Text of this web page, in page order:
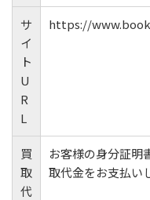
サ
イ
ト
U
R
L
https://
買
取
代
お客様の身分証明
取代金をお支払い